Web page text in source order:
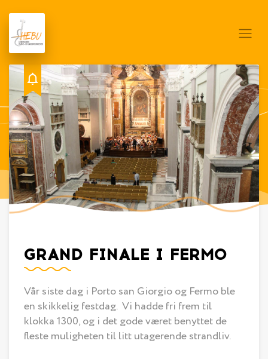
GRAND FINALE I FERMO
Vår siste dag i Porto san Giorgio og Fermo ble
en skikkelig festdag. Vi hadde fri frem til
klokka 1300, og i det gode været benyttet de
fleste muligheten til litt utagerende strandliv.